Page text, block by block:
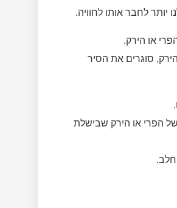
לחבר אותו לחוויה.
או הירק.
סוגרים את הסיר
הפרי או הירק שבישלת